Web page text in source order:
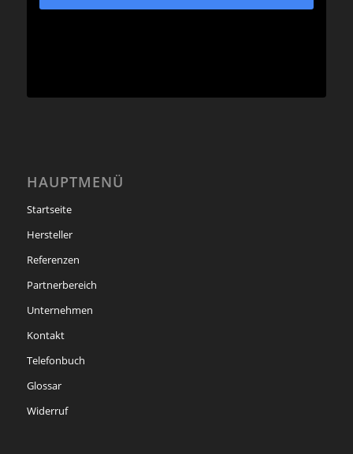
HAUPTMENÜ
Startseite
Hersteller
Referenzen
Partnerbereich
Unternehmen
Kontakt
Telefonbuch
Glossar
Widerruf